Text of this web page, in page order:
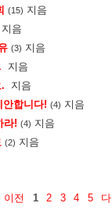
(15) 지음
지음
(3) 지음
지음
지음
안합니다! (4) 지음
라! (4) 지음
(2) 지음
이전 1 2 3 4 5